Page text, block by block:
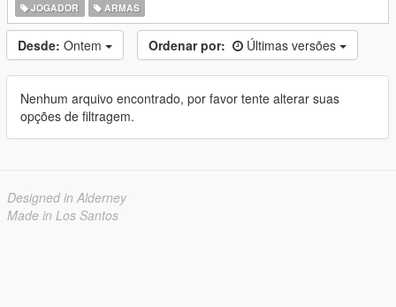
JOGADOR
ARMAS
Desde: Ontem Ordenar por: Últimas versões
Nenhum arquivo encontrado, por favor tente alterar suas
opções de filtragem.
Designed in Alderney
Made in Los Santos